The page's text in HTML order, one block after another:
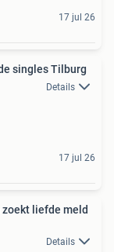
17 jul 26
singles Tilburg
Details
17 jul 26
liefde meld
Details